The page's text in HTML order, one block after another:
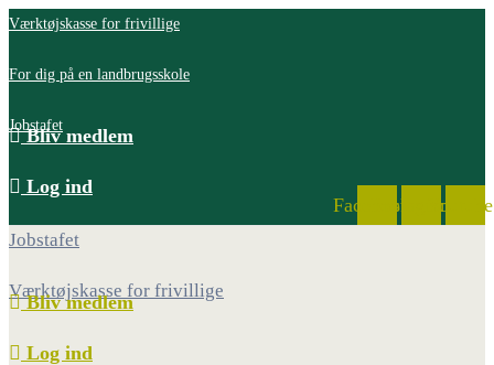
Værktøjskasse for frivillige
For dig på en landbrugsskole
Jobstafet
Bliv medlem
Log ind
FacebookInstagramYoutube
Jobstafet
Værktøjskasse for frivillige
Bliv medlem
Log ind